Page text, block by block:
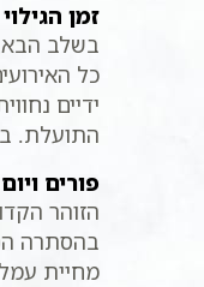
זמן
בשלב הבא,
כל
ידיים
התועלת.
פורים
הזוהר
בהסתרה
מחיית